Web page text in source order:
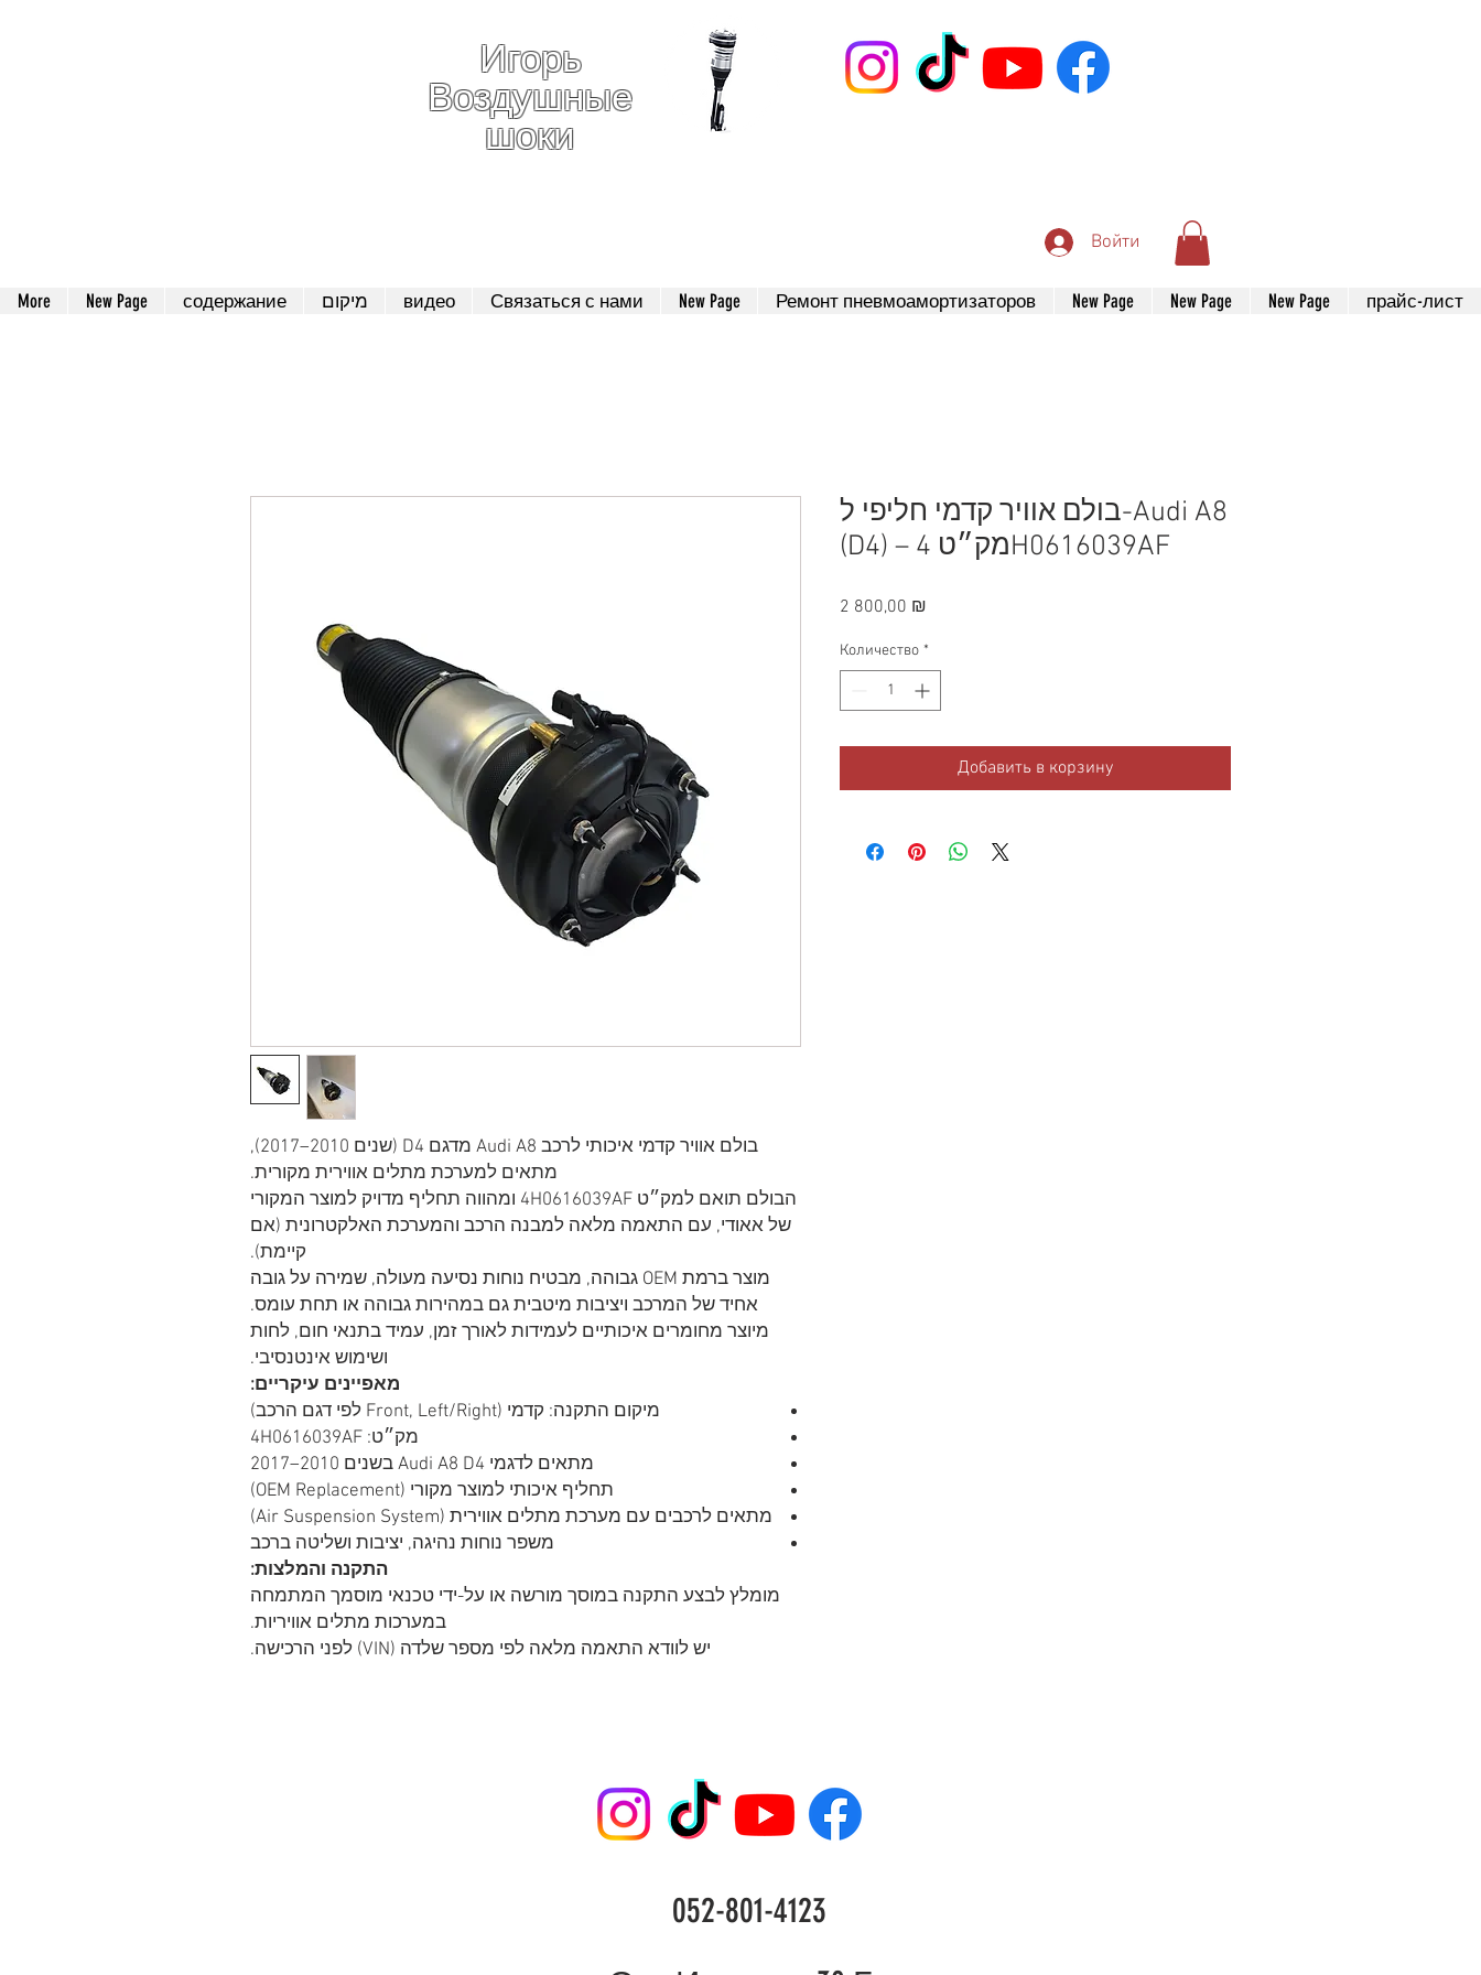
Игорь
Воздушные
шоки
Войти
прайс-лист
New Page
New Page
New Page
Ремонт пневмоамортизаторов
New Page
Связаться с нами
видео מיקום содержание
New Page
More
בולם אוויר קדמי איכותי לרכב Audi A8 מדגם D4 (שנים 2010–2017),
מתאים למערכת מתלים אווירית מקורית.
הבולם תואם למק״ט 4H0616039AF ומהווה תחליף מדויק למוצר המקורי
של אאודי, עם התאמה מלאה למבנה הרכב והמערכת האלקטרונית (אם
קיימת).
מוצר ברמת OEM גבוהה, מבטיח נוחות נסיעה מעולה, שמירה על גובה
אחיד של המרכב ויציבות מיטבית גם במהירות גבוהה או תחת עומס.
מיוצר מחומרים איכותיים לעמידות לאורך זמן, עמיד בתנאי חום, לחות
ושימוש אינטנסיבי.
מאפיינים עיקריים:
מיקום התקנה: קדמי (Front, Left/Right לפי דגם הרכב)
מק״ט: 4H0616039AF
מתאים לדגמי Audi A8 D4 בשנים 2010–2017
תחליף איכותי למוצר מקורי (OEM Replacement)
מתאים לרכבים עם מערכת מתלים אווירית (Air Suspension System)
משפר נוחות נהיגה, יציבות ושליטה ברכב
התקנה והמלצות:
מומלץ לבצע התקנה במוסך מורשה או על-ידי טכנאי מוסמך המתמחה
במערכות מתלים אוויריות.
יש לוודא התאמה מלאה לפי מספר שלדה (VIN) לפני הרכישה.
בולם אוויר קדמי חליפי ל-Audi A8
(D4) – מק״ט 4H0616039AF
2 800,00 ₪
Количество *
Добавить в корзину
052-801-4123